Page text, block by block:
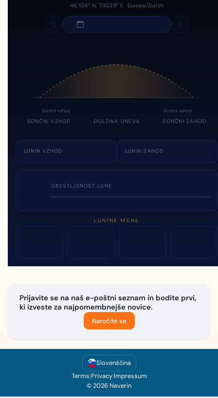
46.1136° N, 7.3039° E · Europe/Zurich
Sončni vzhod Sončni zahod
SONČNI VZHOD DOLŽINA DNEVA SONČNI ZAHOD
LUNIN VZHOD LUNIN ZAHOD
OSVETLJENOST LUNE
LUNINE MENE
Prijavite se na naš e-poštni seznam in bodite prvi,
ki izveste za najpomembnejše novice.
Naročite se
Slovenščina
Terms|Privacy|Impressum
© 2026 Neverin